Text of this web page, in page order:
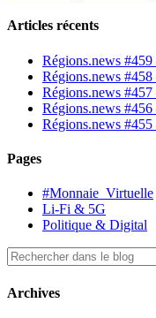
Articles récents
Régions.news
Régions.news
Régions.news
Régions.news
Régions.news
Pages
#Monnaie_Virtuelle
Li-Fi & 5G
Politique & Digital
Archives